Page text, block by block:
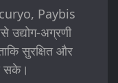
Paybis
अग्रणी
सुरक्षित और
सके।